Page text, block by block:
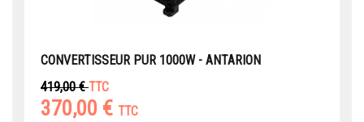
CONVERTISSEUR PUR 1000W - ANTARION
419,00 €TTC
370,00 € TTC